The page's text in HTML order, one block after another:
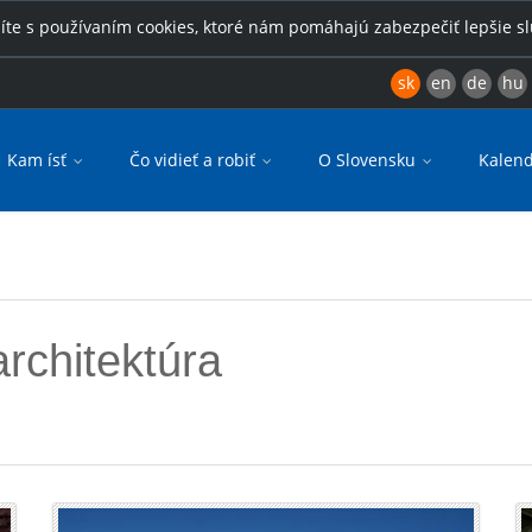
s používaním cookies, ktoré nám pomáhajú zabezpečiť lepšie
sk en de hu
Kam ísť Čo vidieť a robiť O Slovensku